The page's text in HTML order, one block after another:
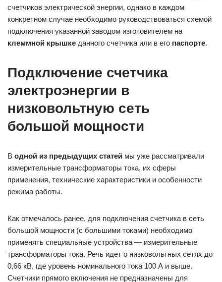
счетчиков электрической энергии, однако в каждом
конкретном случае необходимо руководствоваться схемой
подключения указанной заводом изготовителем на
клеммной крышке данного счетчика или в его паспорте.
Подключение счетчика
электроэнергии в
низковольтную сеть
большой мощности
В одной из предыдущих статей мы уже рассматривали
измерительные трансформаторы тока, их сферы
применения, технические характеристики и особенности
режима работы.
Как отмечалось ранее, для подключения счетчика в сеть
большой мощности (с большими токами) необходимо
применять специальные устройства — измерительные
трансформаторы тока. Речь идет о низковольтных сетях до
0,66 кВ, где уровень номинального тока 100 А и выше.
Счетчики прямого включения не предназначены для